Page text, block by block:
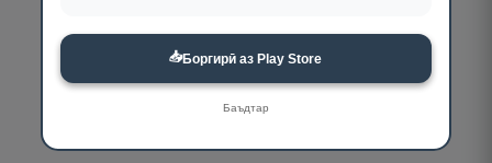
📥Боргирӣ аз Play Store
Баъдтар